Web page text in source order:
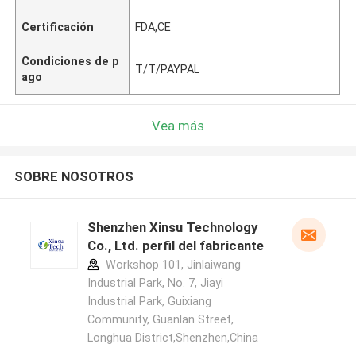
Certificación FDA,CE
Condiciones de p
ago
T/T/PAYPAL
Vea más
SOBRE NOSOTROS
Shenzhen Xinsu Technology
Co., Ltd. perfil del fabricante
Workshop 101, Jinlaiwang
Industrial Park, No. 7, Jiayi
Industrial Park, Guixiang
Community, Guanlan Street,
Longhua District,Shenzhen,China